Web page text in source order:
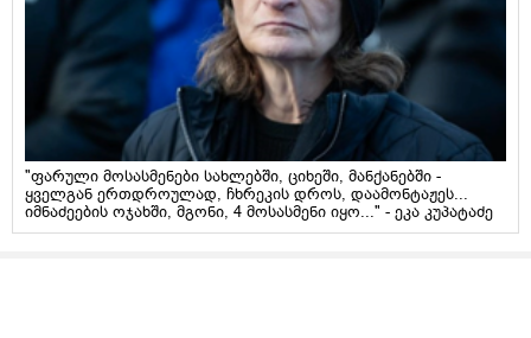
"ფარული მოსასმენები სახლებში, ციხეში, მანქანებში -
ყველგან ერთდროულად, ჩხრეკის დროს, დაამონტაჟეს...
იმნაძეების ოჯახში, მგონი, 4 მოსასმენი იყო..." - ეკა კუპატაძე